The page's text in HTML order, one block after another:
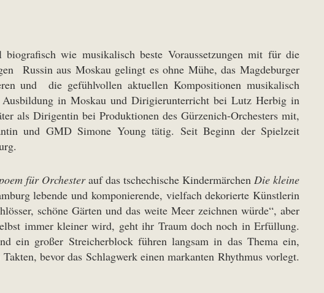
wie musikalisch beste Voraussetzungen mit für die
Russin aus Moskau gelingt es ohne Mühe, das Magdeburger
und die gefühlvollen aktuellen Kompositionen musikalisch
in Moskau und Dirigierunterricht bei Lutz Herbig in
als Dirigentin bei Produktionen des Gürzenich-Orchesters mit,
und GMD Simone Young tätig. Seit Beginn der Spielzeit
für Orchesterauf das tschechische Kindermärchen Die kleine
lebende und komponierende, vielfach dekorierte Künstlerin
schöne Gärten und das weite Meer zeichnen würde“, aber
immer kleiner wird, geht ihr Traum doch noch in Erfüllung.
ein großer Streicherblock führen langsam in das Thema ein,
bevor das Schlagwerk einen markanten Rhythmus vorlegt.